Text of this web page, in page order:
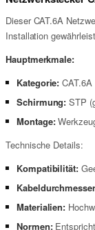
Dieser CAT.6A
Installation
Hauptmerkmale:
Kategorie:
Schirmung: STP
Montage:
Technische Details:
Kompatibilität:
Materialien:
Normen: